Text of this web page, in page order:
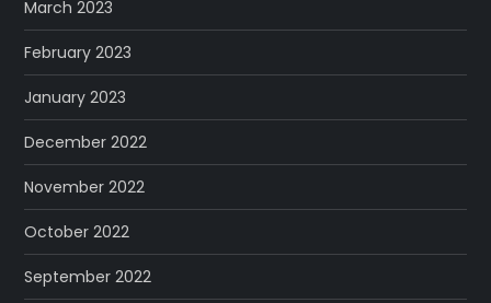
March 2023
February 2023
January 2023
December 2022
November 2022
October 2022
September 2022